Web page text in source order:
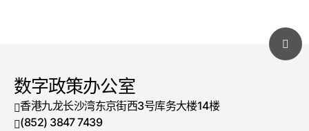
数字政策办公室
香港九龙长沙湾东京街西3号库务大楼14楼
电话号码
(852) 3847 7439